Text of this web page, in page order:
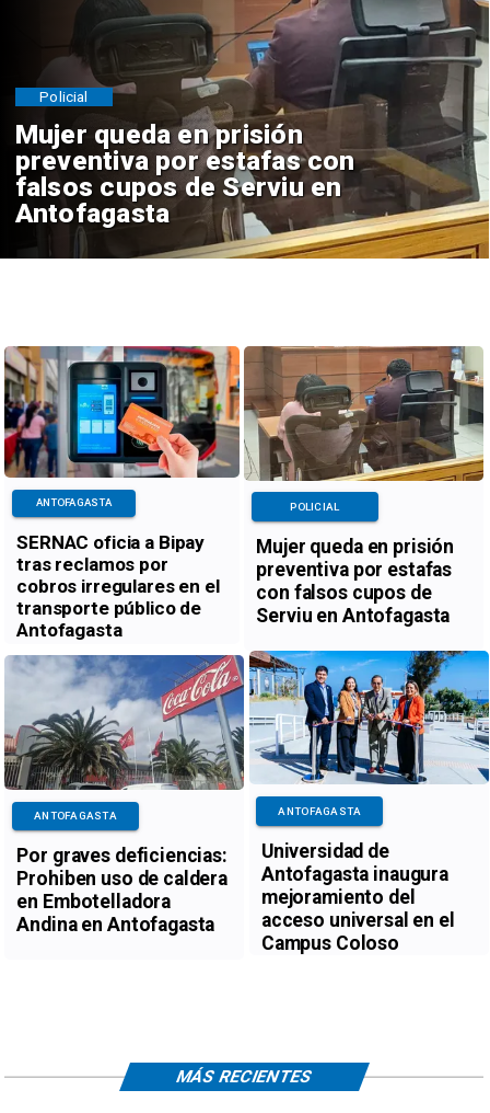
Mujer queda en prisión
preventiva por estafas con
falsos cupos de Serviu en
Antofagasta
Policial
SERNAC oficia a Bipay
tras reclamos por
cobros irregulares en el
transporte público de
Antofagasta
ANTOFAGASTA
Mujer queda en prisión
preventiva por estafas
con falsos cupos de
Serviu en Antofagasta
POLICIAL
Por graves deficiencias:
Prohiben uso de caldera
en Embotelladora
Andina en Antofagasta
ANTOFAGASTA
Universidad de
Antofagasta inaugura
mejoramiento del
acceso universal en el
Campus Coloso
ANTOFAGASTA
MÁS RECIENTES